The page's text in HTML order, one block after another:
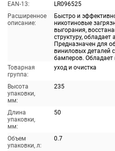
EAN-13:
LR096525
Расширенное
описание:
Быстро и
никотиновые
выгорания,
структуру,
Предназначен для
виниловых деталей
бамперов.
Товарная
группа:
уход и очистка
Высота
упаковки,
мм:
235
Длина
упаковки,
мм:
50
Объем
упаковки, л:
0.7